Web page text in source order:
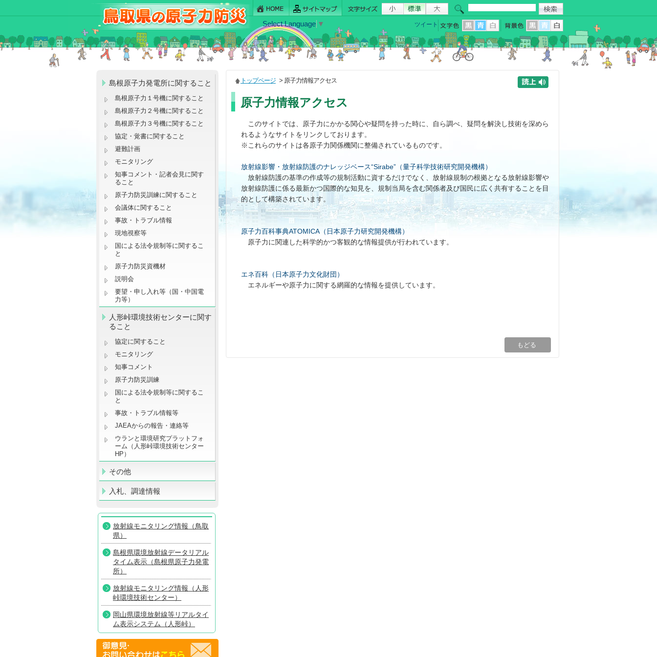
ツイート
Select Language ▼
島根原子力発電所に関すること
島根原子力１号機に関すること
島根原子力２号機に関すること
島根原子力３号機に関すること
協定・覚書に関すること
避難計画
モニタリング
知事コメント・記者会見に関す
ること
原子力防災訓練に関すること
会議体に関すること
事故・トラブル情報
現地視察等
国による法令規制等に関するこ
と
原子力防災資機材
説明会
要望・申し入れ等（国・中国電
力等）
人形峠環境技術センターに関す
ること
協定に関すること
モニタリング
知事コメント
原子力防災訓練
国による法令規制等に関するこ
と
事故・トラブル情報等
JAEAからの報告・連絡等
ウランと環境研究プラットフォ
ーム（人形峠環境技術センター
HP）
その他
入札、調達情報
放射線モニタリング情報（鳥取
県）
島根県環境放射線データリアル
タイム表示（島根県原子力発電
所）
放射線モニタリング情報（人形
峠環境技術センター）
岡山県環境放射線等リアルタイ
ム表示システム（人形峠）
放射線モニタリング情報共有・
公表システム（原子力規制委員
トップページ > 原子力情報アクセス
原子力情報アクセス
このサイトでは、原子力にかかる関心や疑問を持った時に、自ら調べ、疑問を解決し技術を深めら
れるようなサイトをリンクしております。
※これらのサイトは各原子力関係機関に整備されているものです。
放射線影響・放射線防護のナレッジベース“Sirabe”（量子科学技術研究開発機構）
放射線防護の基準の作成等の規制活動に資するだけでなく、放射線規制の根拠となる放射線影響や
放射線防護に係る最新かつ国際的な知見を、規制当局を含む関係者及び国民に広く共有することを目
的として構築されています。
原子力百科事典ATOMICA（日本原子力研究開発機構）
原子力に関連した科学的かつ客観的な情報提供が行われています。
エネ百科（日本原子力文化財団）
エネルギーや原子力に関する網羅的な情報を提供しています。
もどる